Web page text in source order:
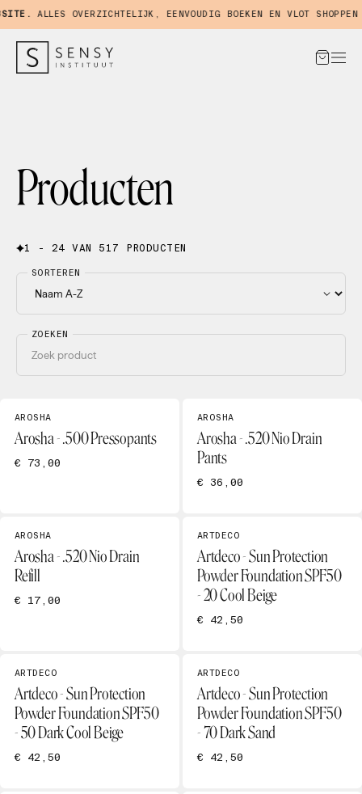
ALLES OVERZICHTELIJK, EENVOUDIG BOEKEN EN VLOT SHOPPEN IN
Producten
1 - 24 VAN 517 PRODUCTEN
ZOEKEN
SORTEREN
AROSHA
Arosha - .500 Pressopants
€ 73,00
AROSHA
Arosha - .520 Nio Drain
Pants
€ 36,00
AROSHA
Arosha - .520 Nio Drain
Refill
€ 17,00
ARTDECO
Artdeco - Sun Protection
Powder Foundation SPF50
- 20 Cool Beige
€ 42,50
ARTDECO
Artdeco - Sun Protection
Powder Foundation SPF50
- 50 Dark Cool Beige
€ 42,50
ARTDECO
Artdeco - Sun Protection
Powder Foundation SPF50
- 70 Dark Sand
€ 42,50